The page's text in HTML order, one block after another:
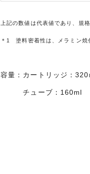
上記の数値は代表値であり、規
＊1 塗料密着性は、メラミン焼
容量：カートリッジ：
チューブ：160ml 1